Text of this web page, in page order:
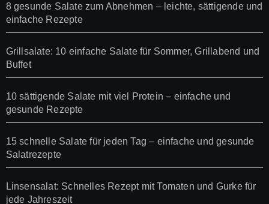
8 gesunde Salate zum Abnehmen – leichte, sättigende und
einfache Rezepte
Grillsalate: 10 einfache Salate für Sommer, Grillabend und
Buffet
10 sättigende Salate mit viel Protein – einfache und
gesunde Rezepte
15 schnelle Salate für jeden Tag – einfache und gesunde
Salatrezepte
Linsensalat: Schnelles Rezept mit Tomaten und Gurke für
jede Jahreszeit